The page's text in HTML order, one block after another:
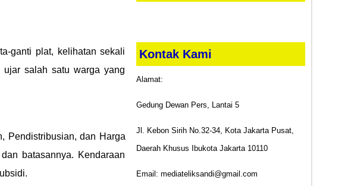
ganti plat, kelihatan sekali
salah satu warga yang
Pendistribusian, dan Harga
batasannya. Kendaraan
Kontak Kami
Alamat:
Gedung Dewan Pers, Lantai 5
Jl. Kebon Sirih No.32-34, Kota Jakarta Pusat,
Daerah Khusus Ibukota Jakarta 10110
Email: mediateliksandi@gmail.com